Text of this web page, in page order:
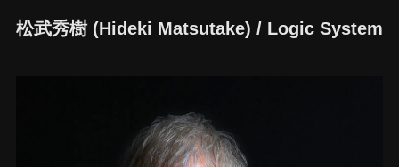
松武秀樹 (Hideki Matsutake) / Logic System